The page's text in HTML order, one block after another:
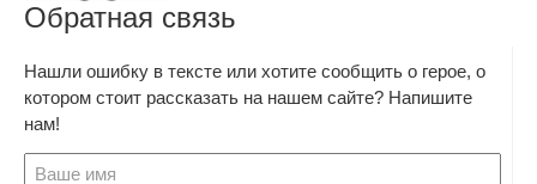
Обратная связь
Нашли ошибку в тексте или хотите сообщить о герое, о
котором стоит рассказать на нашем сайте? Напишите
нам!